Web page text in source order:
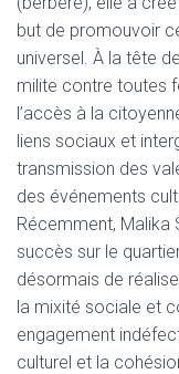
but de promouvoir
universel. À la tête
milite contre toutes
l’accès à la
liens sociaux et
transmission des
des événements
Récemment, Malika
succès sur le
désormais de
la mixité sociale et
engagement
culturel et la